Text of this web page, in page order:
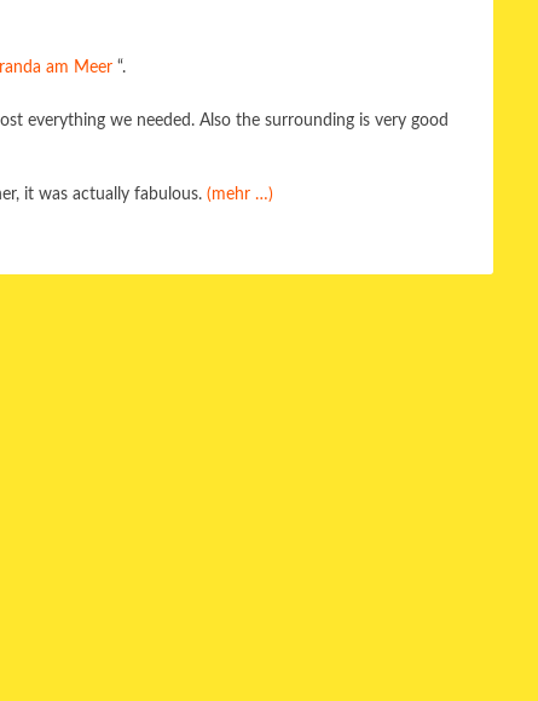
am Meer“.
everything we needed. Also the surrounding is very good
it was actually fabulous.(mehr …)